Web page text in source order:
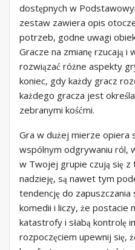
dostępnych w
zestaw zawiera opis
potrzeb, godne uwagi
Gracze na zmianę rzucają i
rozwiązać różne aspekty
koniec, gdy każdy gracz
każdego gracza jest
zebranymi kośćmi.
Gra w dużej mierze opiera
wspólnym odgrywaniu ról,
w Twojej grupie czują się
nadzieję, są nawet tym
tendencję do
komedii i liczy, że postacie
katastrofy i słabą kontrolę
rozpoczęciem upewnij się,